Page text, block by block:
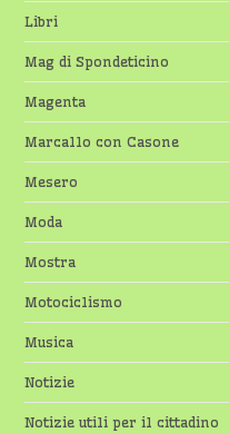
Libri
Mag di Spondeticino
Magenta
Marcallo con Casone
Mesero
Moda
Mostra
Motociclismo
Musica
Notizie
Notizie utili per il cittadino